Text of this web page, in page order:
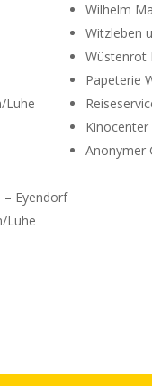
Luhe
– Eyendorf
Luhe
Wilhelm
Witzleben
Wüstenrot
Papeterie
Kinocenter
Anonymer